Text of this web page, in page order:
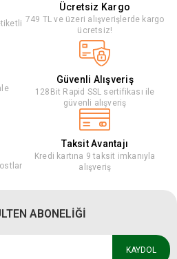
Ücretsiz Kargo
749 TL ve üzeri alışverişlerde kargo
ücretsiz!
Güvenli Alışveriş
128Bit Rapid SSL sertifikası ile
güvenli alışveriş
Taksit Avantajı
Kredi kartına 9 taksit imkanıyla
alışveriş
ABONELİĞİ
KAYDOL